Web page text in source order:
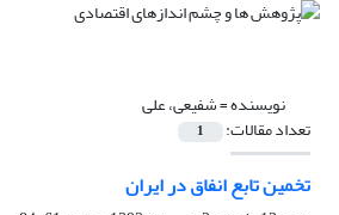
نویسنده =شفیعی، علی
تعداد مقالات: 1
تخمین تابع انفاق در ایران